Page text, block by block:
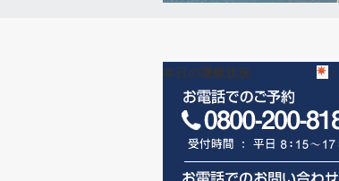
本日の運航状況